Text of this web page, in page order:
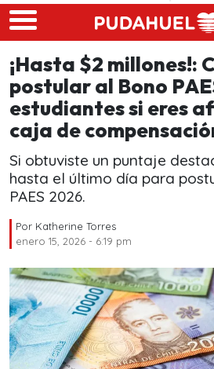
Skip to main content
¡Hasta $2 millones!:
postular al Bono
estudiantes si eres
caja de
Si obtuviste un puntaje
hasta el último día para
PAES 2026.
Por Katherine Torres
enero 15, 2026 - 6:19 pm